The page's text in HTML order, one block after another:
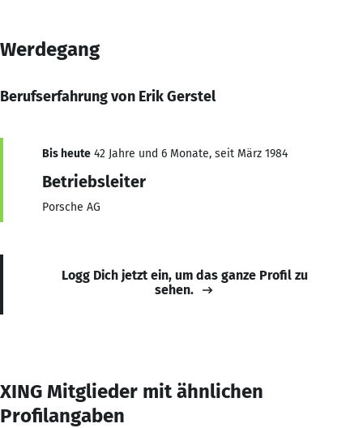
Werdegang
Berufserfahrung von Erik Gerstel
Bis heute 42 Jahre und 6 Monate, seit März 1984
Betriebsleiter
Porsche AG
Logg Dich jetzt ein, um das ganze Profil zu
sehen.
XING Mitglieder mit ähnlichen
Profilangaben